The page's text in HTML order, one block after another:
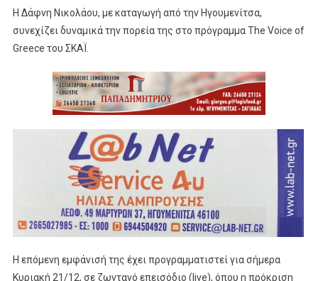
H Δάφνη Νικολάου, με καταγωγή από την Ηγουμενίτσα,
συνεχίζει δυναμικά την πορεία της στο πρόγραμμα The Voice of
Greece του ΣΚΑΪ.
Η επόμενη εμφάνισή της έχει προγραμματιστεί για σήμερα
Κυριακή 21/12, σε ζωντανό επεισόδιο (live), όπου η πρόκριση